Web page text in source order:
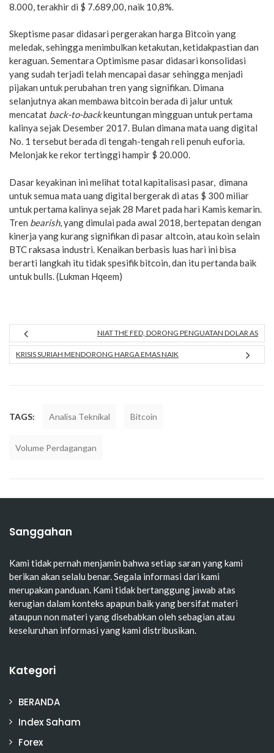
8.000, terakhir di $ 7.689,00, naik 10,8%.
Skeptisme pasar didasari pergerakan harga Bitcoin yang
meledak, sehingga menimbulkan ketakutan, ketidakpastian dan
keraguan. Sementara Optimisme pasar didasari konsolidasi
yang sudah terjadi telah mencapai dasar sehingga menjadi
pijakan untuk perubahan tren yang signifikan. Dimana
selanjutnya akan membawa bitcoin berada di jalur untuk
mencatat back-to-backkeuntungan mingguan untuk pertama
kalinya sejak Desember 2017. Bulan dimana mata uang digital
No. 1 tersebut berada di tengah-tengah reli penuh euforia.
Melonjak ke rekor tertinggi hampir $ 20.000.
Dasar keyakinan ini melihat total kapitalisasi pasar, dimana
untuk semua mata uang digital bergerak di atas $ 300 miliar
untuk pertama kalinya sejak 28 Maret pada hari Kamis kemarin.
Tren bearish, yang dimulai pada awal 2018, bertepatan dengan
kinerja yang kurang signifikan di pasar altcoin, atau koin selain
BTC raksasa industri. Kenaikan berbasis luas hari ini bisa
berarti langkah itu tidak spesifik bitcoin, dan itu pertanda baik
untuk bulls. (Lukman Hqeem)
NIAT THE FED, DORONG PENGUATAN DOLAR AS
KRISIS SURIAH MENDORONG HARGA EMAS NAIK
TAGS: Analisa Teknikal Bitcoin
Volume Perdagangan
Sanggahan
Kami tidak pernah menjamin bahwa setiap saran yang kami
berikan akan selalu benar. Segala informasi dari kami
merupakan panduan. Kami tidak bertanggung jawab atas
kerugian dalam konteks apapun baik yang bersifat materi
ataupun non materi yang disebabkan oleh sebagian atau
keseluruhan informasi yang kami distribusikan.
Kategori
BERANDA
Index Saham
Forex